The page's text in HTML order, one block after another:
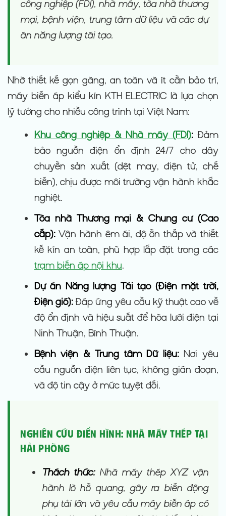
công nghiệp (FDI), nhà máy, tòa nhà thương
mại, bệnh viện, trung tâm dữ liệu và các dự
án năng lượng tái tạo.
Nhờ thiết kế gọn gàng, an toàn và ít cần bảo trì,
máy biến áp kiểu kín KTH ELECTRIC là lựa chọn
lý tưởng cho nhiều công trình tại Việt Nam:
Khu công nghiệp & Nhà máy (FDI): Đảm
bảo nguồn điện ổn định 24/7 cho dây
chuyền sản xuất (dệt may, điện tử, chế
biến), chịu được môi trường vận hành khắc
nghiệt.
Tòa nhà Thương mại & Chung cư (Cao
cấp):Vận hành êm ái, độ ồn thấp và thiết
kế kín an toàn, phù hợp lắp đặt trong các
trạm biến áp nội khu.
Dự án Năng lượng Tái tạo (Điện mặt trời,
Điện gió):Đáp ứng yêu cầu kỹ thuật cao về
độ ổn định và hiệu suất để hòa lưới điện tại
Ninh Thuận, Bình Thuận.
Bệnh viện & Trung tâm Dữ liệu:Nơi yêu
cầu nguồn điện liên tục, không gián đoạn,
và độ tin cậy ở mức tuyệt đối.
Nghiên cứu Điển hình: Nhà máy Thép tại
Hải Phòng
Thách thức:Nhà máy thép XYZ vận
hành lò hồ quang, gây ra biến động
phụ tải lớn và yêu cầu máy biến áp có